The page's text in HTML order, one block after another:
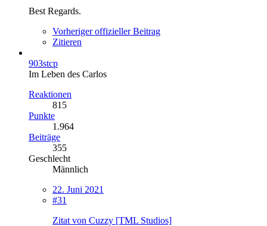
Best Regards.
Vorheriger offizieller Beitrag
Zitieren
903stcp
Im Leben des Carlos
Reaktionen
815
Punkte
1.964
Beiträge
355
Geschlecht
Männlich
22. Juni 2021
#31
Zitat von Cuzzy [TML Studios]